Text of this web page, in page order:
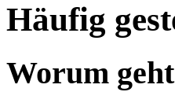
Häufig
Worum